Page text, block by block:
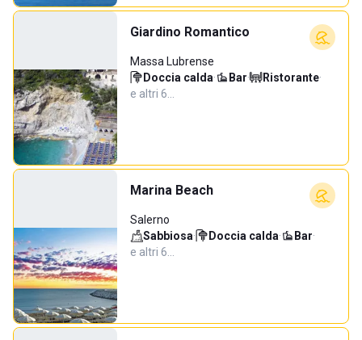
Giardino Romantico
Massa Lubrense
Doccia calda· Bar· Ristorante·
e altri 6…
Marina Beach
Salerno
Sabbiosa· Doccia calda· Bar·
e altri 6…